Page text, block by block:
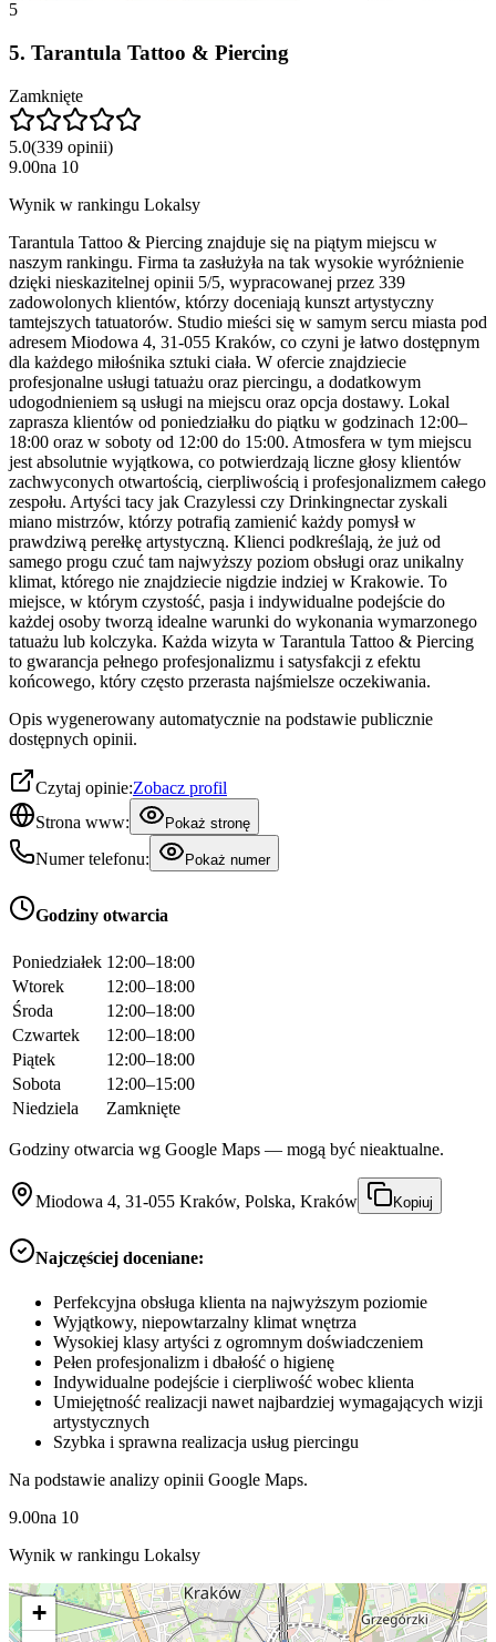
5
5. Tarantula Tattoo & Piercing
Zamknięte
5.0(339 opinii)
9.00na 10
Wynik w rankingu Lokalsy
Tarantula Tattoo & Piercing znajduje się na piątym miejscu w
naszym rankingu. Firma ta zasłużyła na tak wysokie wyróżnienie
dzięki nieskazitelnej opinii 5/5, wypracowanej przez 339
zadowolonych klientów, którzy doceniają kunszt artystyczny
tamtejszych tatuatorów. Studio mieści się w samym sercu miasta pod
adresem Miodowa 4, 31-055 Kraków, co czyni je łatwo dostępnym
dla każdego miłośnika sztuki ciała. W ofercie znajdziecie
profesjonalne usługi tatuażu oraz piercingu, a dodatkowym
udogodnieniem są usługi na miejscu oraz opcja dostawy. Lokal
zaprasza klientów od poniedziałku do piątku w godzinach 12:00–
18:00 oraz w soboty od 12:00 do 15:00. Atmosfera w tym miejscu
jest absolutnie wyjątkowa, co potwierdzają liczne głosy klientów
zachwyconych otwartością, cierpliwością i profesjonalizmem całego
zespołu. Artyści tacy jak Crazylessi czy Drinkingnectar zyskali
miano mistrzów, którzy potrafią zamienić każdy pomysł w
prawdziwą perełkę artystyczną. Klienci podkreślają, że już od
samego progu czuć tam najwyższy poziom obsługi oraz unikalny
klimat, którego nie znajdziecie nigdzie indziej w Krakowie. To
miejsce, w którym czystość, pasja i indywidualne podejście do
każdej osoby tworzą idealne warunki do wykonania wymarzonego
tatuażu lub kolczyka. Każda wizyta w Tarantula Tattoo & Piercing
to gwarancja pełnego profesjonalizmu i satysfakcji z efektu
końcowego, który często przerasta najśmielsze oczekiwania.
Opis wygenerowany automatycznie na podstawie publicznie
dostępnych opinii.
Czytaj opinie:Zobacz profil
Strona www:
Pokaż stronę
Numer telefonu: Pokaż numer
Godziny otwarcia
Poniedziałek 12:00–18:00
Wtorek
12:00–18:00
Środa
12:00–18:00
Czwartek
12:00–18:00
Piątek
12:00–18:00
Sobota
12:00–15:00
Niedziela
Zamknięte
Godziny otwarcia wg Google Maps — mogą być nieaktualne.
Miodowa 4, 31-055 Kraków, Polska, Kraków Kopiuj
Najczęściej doceniane:
Perfekcyjna obsługa klienta na najwyższym poziomie
Wyjątkowy, niepowtarzalny klimat wnętrza
Wysokiej klasy artyści z ogromnym doświadczeniem
Pełen profesjonalizm i dbałość o higienę
Indywidualne podejście i cierpliwość wobec klienta
Umiejętność realizacji nawet najbardziej wymagających wizji
artystycznych
Szybka i sprawna realizacja usług piercingu
Na podstawie analizy opinii Google Maps.
9.00na 10
Wynik w rankingu Lokalsy
+